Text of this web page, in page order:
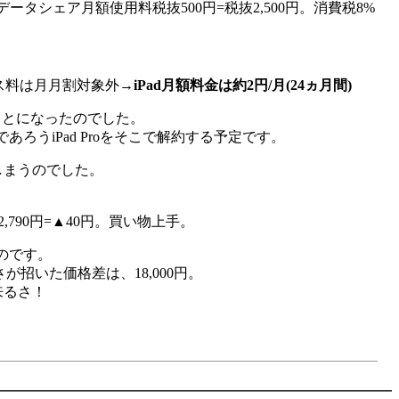
ータシェア月額使用料税抜500円=税抜2,500円。消費税8%
料は月月割対象外→iPad月額料金は約2円/月(24ヵ月間)
になったのでした。
ろうiPad Proをそこで解約する予定です。
うのでした。
円=▲40円。買い物上手。
す。
招いた価格差は、18,000円。
さ！